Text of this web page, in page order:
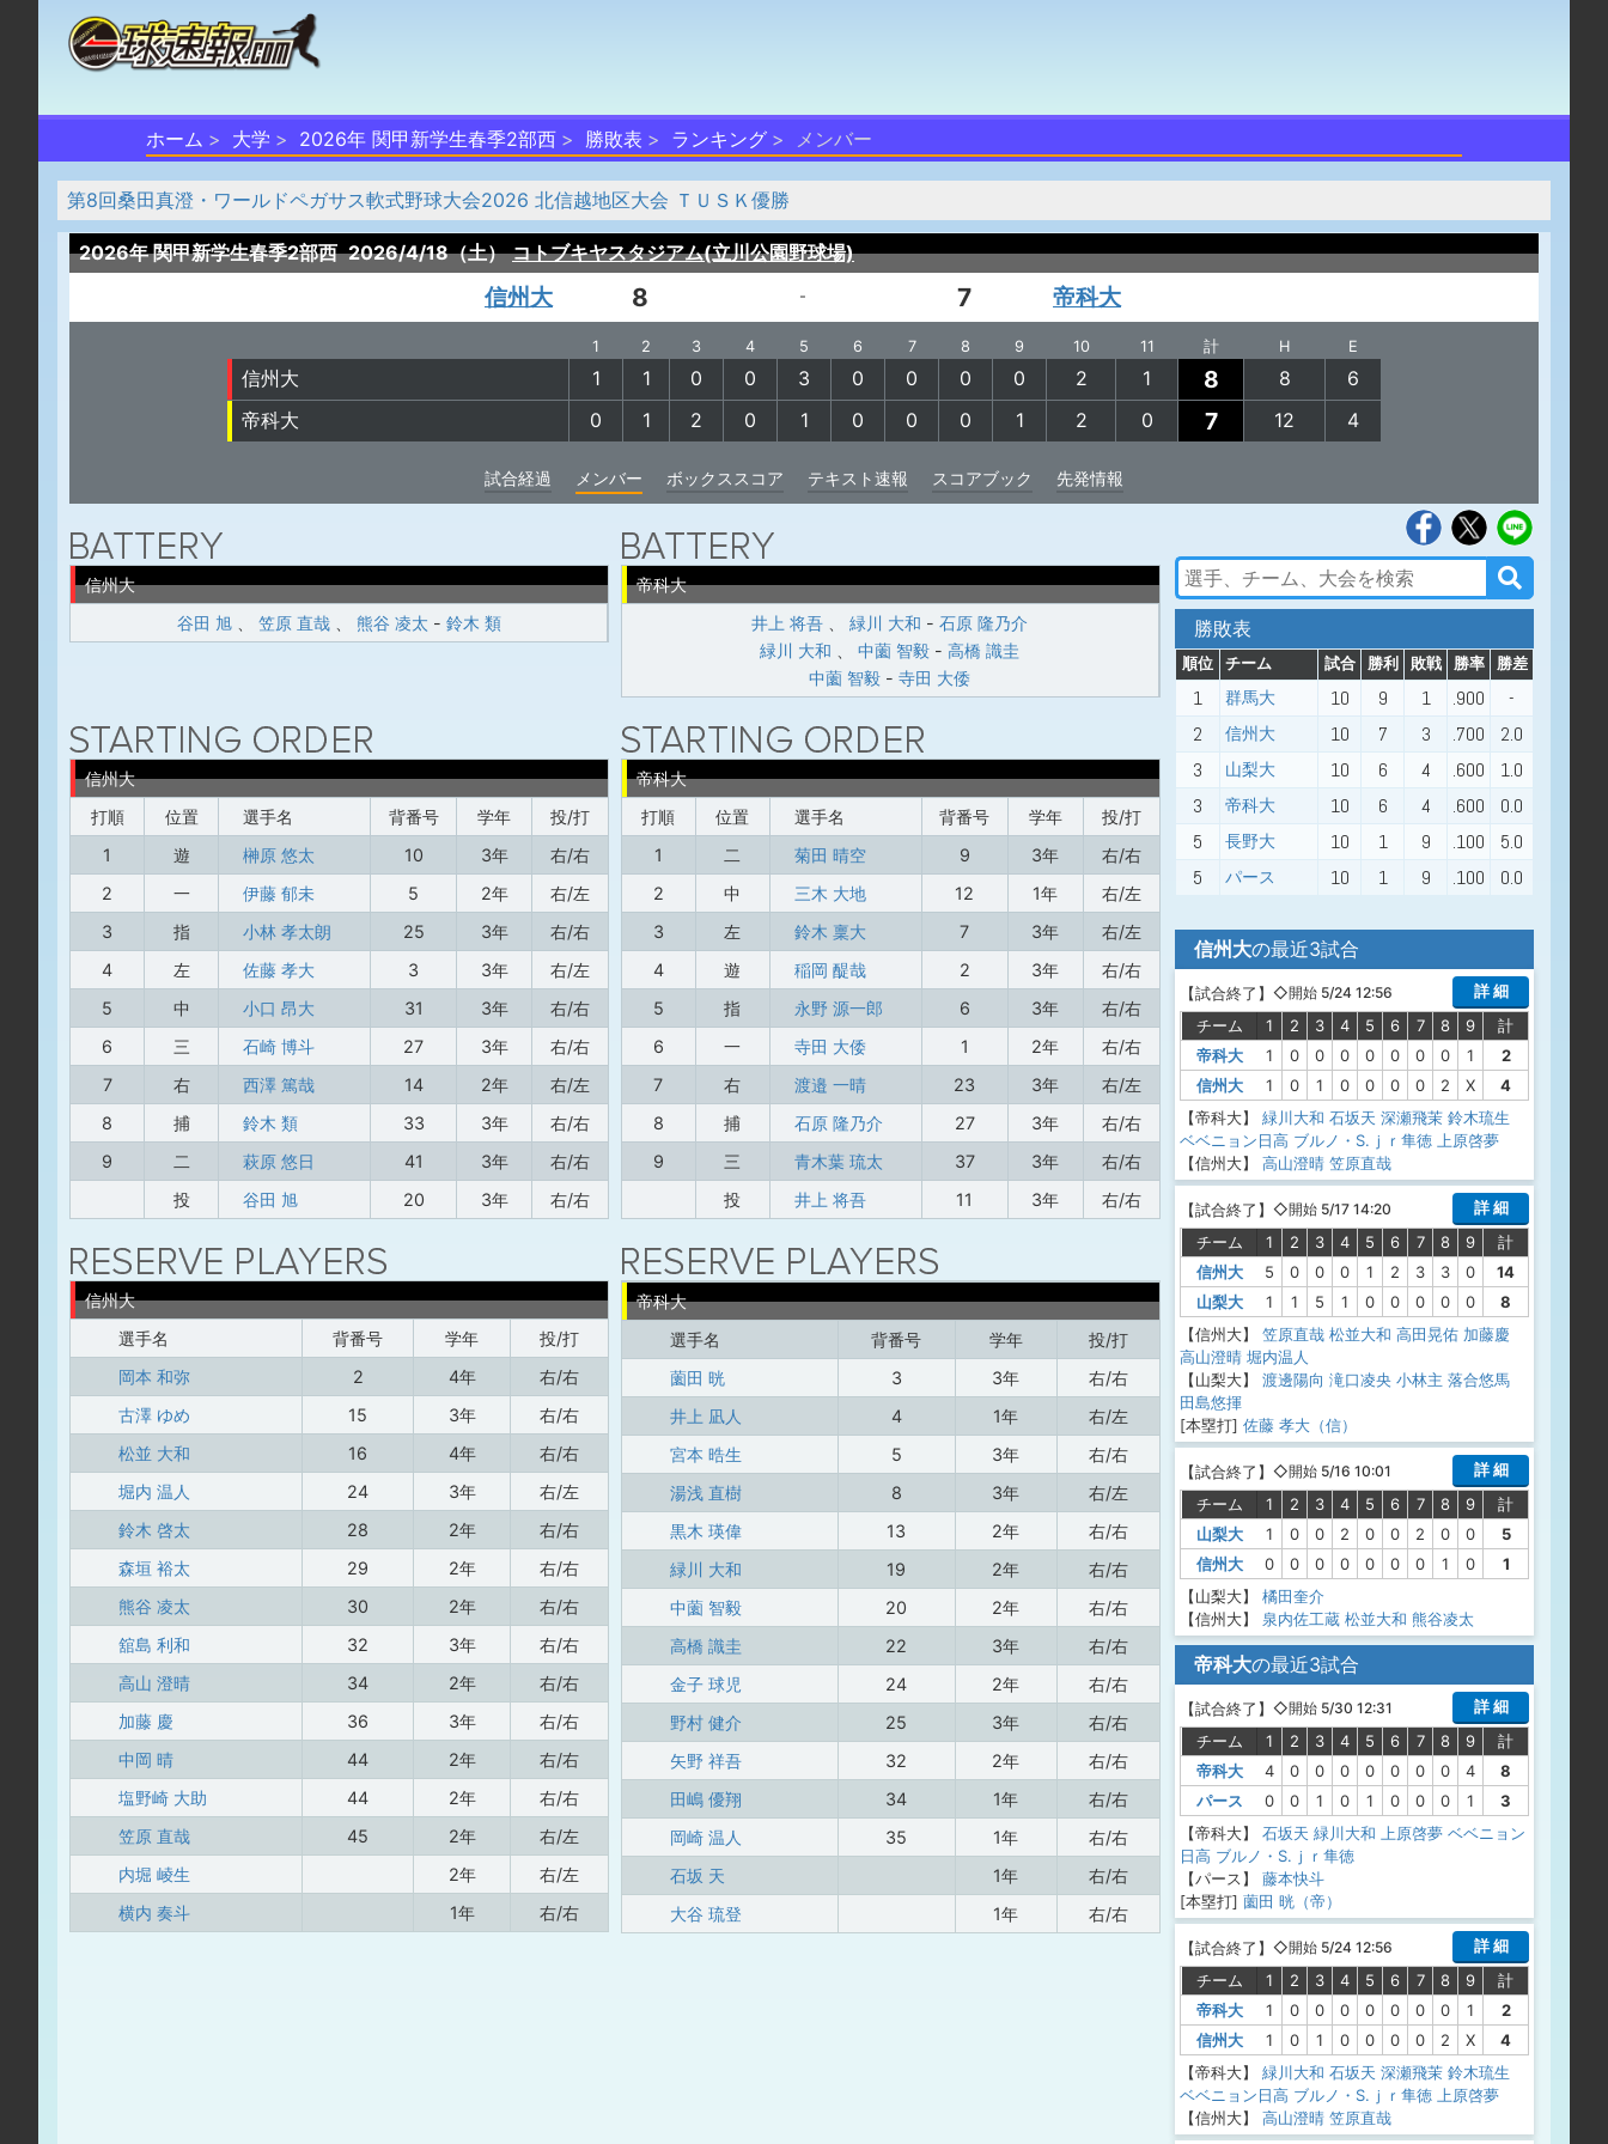
ホーム 大学 2026年 関甲新学生春季2部西 勝敗表 ランキング メンバー
第8回桑田真澄・ワールドペガサス軟式野球大会2026 北信越地区大会 ＴＵＳＫ優勝
2026年 関甲新学生春季2部西 2026/4/18（土） コトブキヤスタジアム(立川公園野球場)
信州大 8 - 7 帝科大
1 2 3 4 5 6 7 8 9 10 11 計 H E
信州大 1 1 0 0 3 0 0 0 0 2 1 8 8
6
帝科大
0 1 2 0 1 0 0 0 1 2 0 7 12 4
試合経過 メンバー ボックススコア テキスト速報 スコアブック 先発情報
信州大
谷田 旭
笠原 直哉 熊谷 凌太 - 鈴木 類
帝科大
井上 将吾
緑川 大和 - 石原 隆乃介
緑川 大和
中薗 智毅 - 高橋 識圭
中薗 智毅 - 寺田 大倭
信州大
打順
位置 選手名 背番号 学年
投/打
1
遊 榊原 悠太 10 3年
右/右
2
一 伊藤 郁未 5 2年
右/左
3
指 小林 孝太朗 25 3年
右/右
4
左 佐藤 孝大 3 3年
右/左
5
中 小口 昂大 31 3年
右/右
6
三 石崎 博斗 27 3年
右/右
7
右 西澤 篤哉 14 2年
右/左
8
捕 鈴木 類 33 3年
右/右
9
二 萩原 悠日 41 3年
右/右
投
谷田 旭 20 3年 右/右
帝科大
打順
位置 選手名 背番号 学年
投/打
1
二 菊田 晴空 9 3年
右/右
2
中 三木 大地 12 1年
右/左
3
左 鈴木 稟大 7 3年
右/左
4
遊 稲岡 醍哉 2 3年
右/右
5
指 永野 源一郎 6 3年
右/右
6
一 寺田 大倭 1 2年
右/右
7
右 渡邉 一晴 23 3年
右/左
8
捕 石原 隆乃介 27 3年
右/右
9
三 青木葉 琉太 37 3年
右/右
投
井上 将吾 11 3年 右/右
信州大
選手名
背番号 学年
投/打
岡本 和弥
2 4年
右/右
古澤 ゆめ
15 3年
右/右
松並 大和
16 4年
右/右
堀内 温人
24 3年
右/左
鈴木 啓太
28 2年
右/右
森垣 裕太
29 2年
右/右
熊谷 凌太
30 2年
右/右
舘島 利和
32 3年
右/右
高山 澄晴
34 2年
右/右
加藤 慶
36 3年
右/右
中岡 晴
44 2年
右/右
塩野崎 大助
44 2年
右/右
笠原 直哉
45 2年
右/左
内堀 崚生
2年
右/左
横内 奏斗
1年 右/右
帝科大
選手名
背番号 学年
投/打
薗田 晄
3 3年
右/右
井上 凪人
4 1年
右/左
宮本 晧生
5 3年
右/右
湯浅 直樹
8 3年
右/左
黒木 瑛偉
13 2年
右/右
緑川 大和
19 2年
右/右
中薗 智毅
20 2年
右/右
高橋 識圭
22 3年
右/右
金子 球児
24 2年
右/右
野村 健介
25 3年
右/右
矢野 祥吾
32 2年
右/右
田嶋 優翔
34 1年
右/右
岡崎 温人
35 1年
右/右
石坂 天
1年
右/右
大谷 琉登
1年 右/右
勝敗表
順位 チーム 試合 勝利 敗戦 勝率 勝差
1 群馬大 10 9 1 .900
-
2
信州大 10 7 3 .700
2.0
3
山梨大 10 6 4 .600
1.0
3
帝科大 10 6 4 .600
0.0
5
長野大 10 1 9 .100
5.0
5
パース 10 1 9 .100 0.0
信州大の最近3試合
【試合終了】 ◇開始 5/24 12:56
詳 細
チーム
1 2 3 4 5 6 7 8 9
計
帝科大
1 0 0 0 0 0 0 0 1
2
信州大
1 0 1 0 0 0 0 2 X
4
【帝科大】
緑川大和 石坂天 深瀬飛茉 鈴木琉生
ベベニョン日高 ブルノ・S.ｊｒ隼徳
上原啓夢
【信州大】
高山澄晴 笠原直哉
【試合終了】 ◇開始 5/17 14:20
詳 細
チーム
1 2 3 4 5 6 7 8 9
計
信州大
5 0 0 0 1 2 3 3 0
14
山梨大
1 1 5 1 0 0 0 0 0
8
【信州大】
笠原直哉 松並大和 高田晃佑 加藤慶
高山澄晴 堀内温人
【山梨大】
渡邊陽向 滝口凌央 小林主 落合悠馬
田島悠揮
[本塁打] 佐藤 孝大（信）
【試合終了】 ◇開始 5/16 10:01
詳 細
チーム
1 2 3 4 5 6 7 8 9
計
山梨大
1 0 0 2 0 0 2 0 0
5
信州大
0 0 0 0 0 0 0 1 0
1
【山梨大】
橘田奎介
【信州大】
泉内佐工蔵 松並大和 熊谷凌太
帝科大の最近3試合
【試合終了】 ◇開始 5/30 12:31
詳 細
チーム
1 2 3 4 5 6 7 8 9
計
帝科大
4 0 0 0 0 0 0 0 4
8
パース
0 0 1 0 1 0 0 0 1
3
【帝科大】
石坂天 緑川大和 上原啓夢 ベベニョン
日高 ブルノ・S.ｊｒ隼徳
【パース】
藤本快斗
[本塁打] 薗田 晄（帝）
【試合終了】 ◇開始 5/24 12:56
詳 細
チーム
1 2 3 4 5 6 7 8 9
計
帝科大
1 0 0 0 0 0 0 0 1
2
信州大
1 0 1 0 0 0 0 2 X
4
【帝科大】
緑川大和 石坂天 深瀬飛茉 鈴木琉生
ベベニョン日高 ブルノ・S.ｊｒ隼徳
上原啓夢
【信州大】
高山澄晴 笠原直哉